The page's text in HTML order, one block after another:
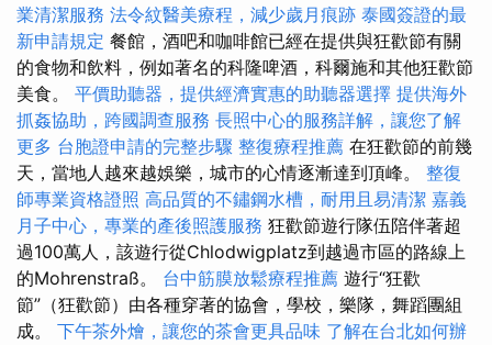
業清潔服務 法令紋醫美療程，減少歲月痕跡 泰國簽證的最
新申請規定 餐館，酒吧和咖啡館已經在提供與狂歡節有關
的食物和飲料，例如著名的科隆啤酒，科爾施和其他狂歡節
美食。 平價助聽器，提供經濟實惠的助聽器選擇 提供海外
抓姦協助，跨國調查服務 長照中心的服務詳解，讓您了解
更多 台胞證申請的完整步驟 整復療程推薦 在狂歡節的前幾
天，當地人越來越娛樂，城市的心情逐漸達到頂峰。 整復
師專業資格證照 高品質的不鏽鋼水槽，耐用且易清潔 嘉義
月子中心，專業的產後照護服務 狂歡節遊行隊伍陪伴著超
過100萬人，該遊行從Chlodwigplatz到越過市區的路線上
的Mohrenstraß。 台中筋膜放鬆療程推薦 遊行“狂歡
節”（狂歡節）由各種穿著的協會，學校，樂隊，舞蹈團組
成。 下午茶外燴，讓您的茶會更具品味 了解在台北如何辦